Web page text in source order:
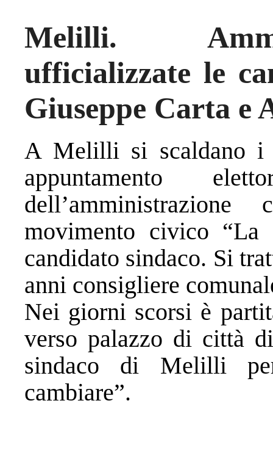
Melilli.
ufficializzate le
Giuseppe Carta e
A Melilli si scaldano i
appuntamento
movimento civico “La
candidato sindaco. Si
anni consigliere
Nei giorni scorsi è
verso palazzo di città
sindaco di Melilli
cambiare”.